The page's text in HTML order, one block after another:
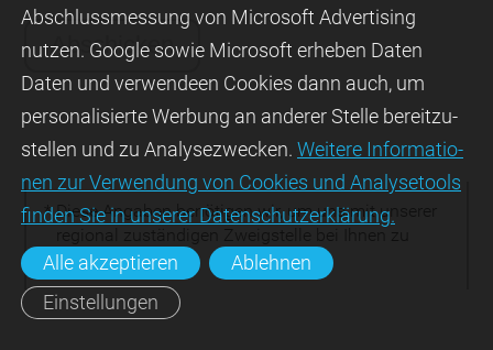
* Diese Angaben benötigen wir, um uns mit unserer
melden.
Abschluss­mes­sung von Micro­soft Adver­tising
nutzen. Google sowie Micro­soft erheben Daten
Daten und verwendeen Cookies dann auch, um
perso­nali­sierte Wer­bung an ande­rer Stelle bereit­zu­
stel­len und zu Ana­lyse­zwecken. Wei­tere Infor­matio­
nen zur Ver­wen­dung von Cookies und Ana­lyse­tools
fin­den Sie in unserer Daten­schutz­erklä­rung.
Alle akzeptieren
Ablehnen
Einstellungen